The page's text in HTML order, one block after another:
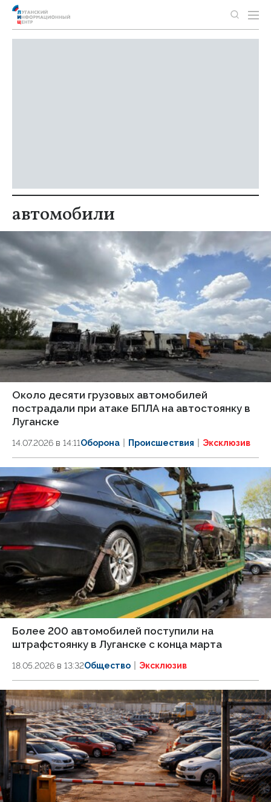
автомобили
Около десяти грузовых автомобилей
пострадали при атаке БПЛА на автостоянку в
Луганске
14.07.2026 в 14:11Оборона Происшествия Эксклюзив
Более 200 автомобилей поступили на
штрафстоянку в Луганске с конца марта
18.05.2026 в 13:32Общество Эксклюзив